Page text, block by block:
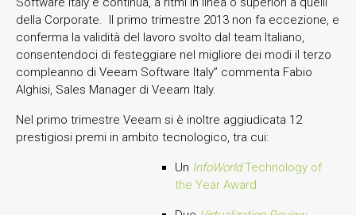
della Corporate. Il primo trimestre 2013 non fa eccezione, e
conferma la validità del lavoro svolto dal team Italiano,
consentendoci di festeggiare nel migliore dei modi il terzo
compleanno di Veeam Software Italy” commenta Fabio
Alghisi, Sales Manager di Veeam Italy.
Nel primo trimestre Veeam si è inoltre aggiudicata 12
prestigiosi premi in ambito tecnologico, tra cui:
Un InfoWorldTechnology of
the Year Award